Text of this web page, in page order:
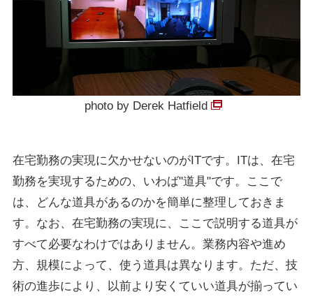
photo by Derek Hatfield
在宅勤務の実現に欠かせないのがITです。ITは、在宅
勤務を実現するための、いわば"道具"です。ここで
は、どんな道具があるのかを簡単に整理しておきま
す。なお、在宅勤務の実現に、ここで説明する道具が
すべて必要なわけではありません。業務内容や進め
方、規模によって、使う道具は異なります。ただ、技
術の進歩により、以前より安くていい道具が揃ってい